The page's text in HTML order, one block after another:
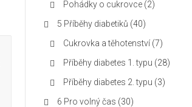
Pohádky o cukrovce (2)
5 Příběhy diabetiků (40)
Cukrovka a těhotenství (7)
Příběhy diabetes 1. typu (28)
Příběhy diabetes 2. typu (3)
6 Pro volný čas (30)